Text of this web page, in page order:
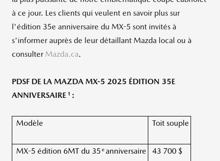
à ce jour. Les clients qui veulent en savoir plus sur
l'édition 35e anniversaire du MX-5 sont invités à
s'informer auprès de leur détaillant Mazda local ou à
consulter Mazda.ca.
PDSF DE LA MAZDA MX-5 2025 ÉDITION 35E
ANNIVERSAIRE 1 :
Modèle Toit souple
MX-5 édition 6MT du 35 eanniversaire 43 700 $